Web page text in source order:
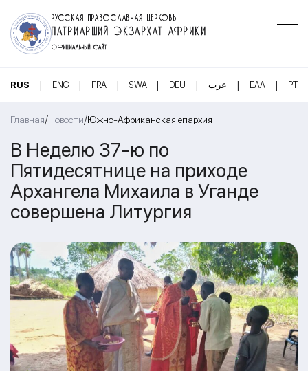
РУССКАЯ ПРАВОСЛАВНАЯ ЦЕРКОВЬ
ПАТРИАРШИЙ ЭКЗАРХАТ АФРИКИ
ОФИЦИАЛЬНЫЙ САЙТ
RUS | ENG | FRA | SWA | DEU | عرب | ΕΛΛ | PT
Главная/Новости/Южно-Африканская епархия
В Неделю 37-ю по
Пятидесятнице на приходе
Архангела Михаила в Уганде
совершена Литургия